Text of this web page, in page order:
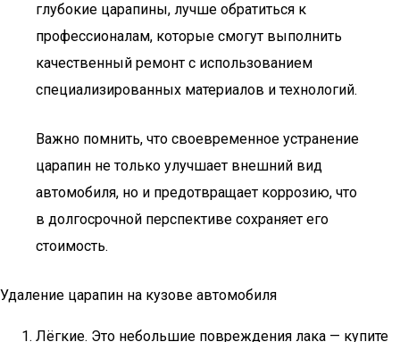
глубокие царапины, лучше обратиться к
профессионалам, которые смогут выполнить
качественный ремонт с использованием
специализированных материалов и технологий.
Важно помнить, что своевременное устранение
царапин не только улучшает внешний вид
автомобиля, но и предотвращает коррозию, что
в долгосрочной перспективе сохраняет его
стоимость.
Удаление царапин на кузове автомобиля
Лёгкие. Это небольшие повреждения лака — купите